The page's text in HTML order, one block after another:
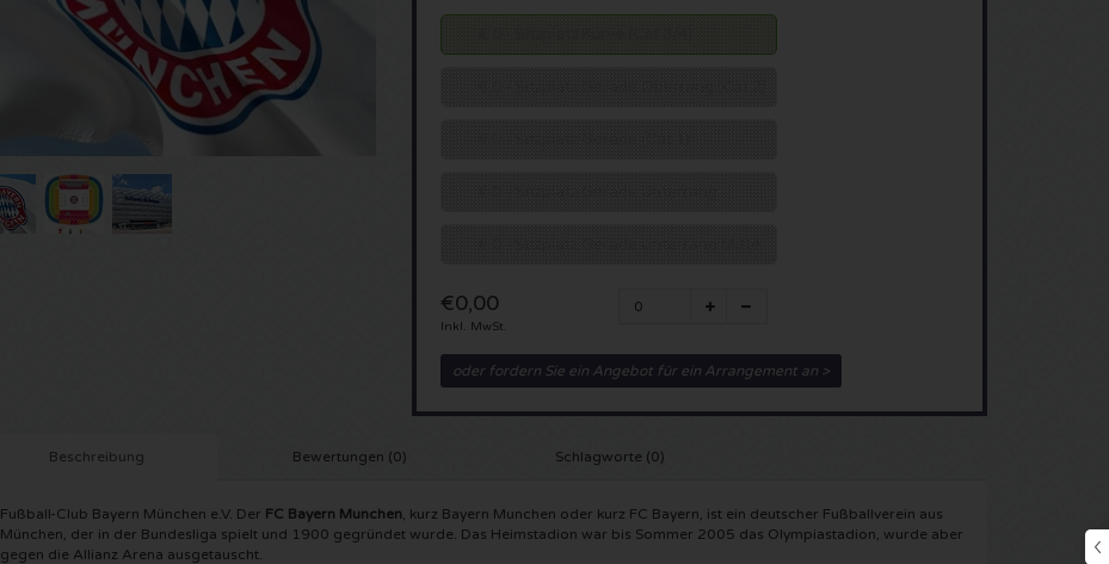
€0,00
Inkl. MwSt.
oder fordern Sie ein Angebot für ein Arrangement an >
Beschreibung Bewertungen (0) Schlagworte (0)
Fußball-Club Bayern München e.V. Der FC Bayern Munchen, kurz Bayern Munchen oder kurz FC Bayern, ist ein deutscher Fußballverein aus
München, der in der Bundesliga spielt und 1900 gegründet wurde. Das Heimstadion war bis Sommer 2005 das Olympiastadion, wurde aber
gegen die Allianz Arena ausgetauscht.